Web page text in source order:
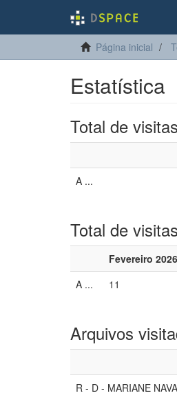
Página inicial
Estatística
Total de visitas
A ...
Total de
Fevereiro 2026
A ...
11
Arquivos
R - D - MARIANE